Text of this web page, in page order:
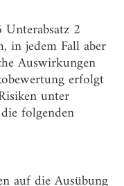
Impressum
2
in jedem Fall aber
Auswirkungen
erfolgt
unter
folgenden
auf die Ausübung